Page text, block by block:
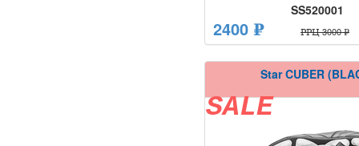
SS520001
2400 ₽ РРЦ 3000 ₽
Star CUBER
SALE